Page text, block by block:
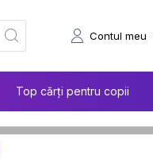
Top cărți pentru copii
Contul meu